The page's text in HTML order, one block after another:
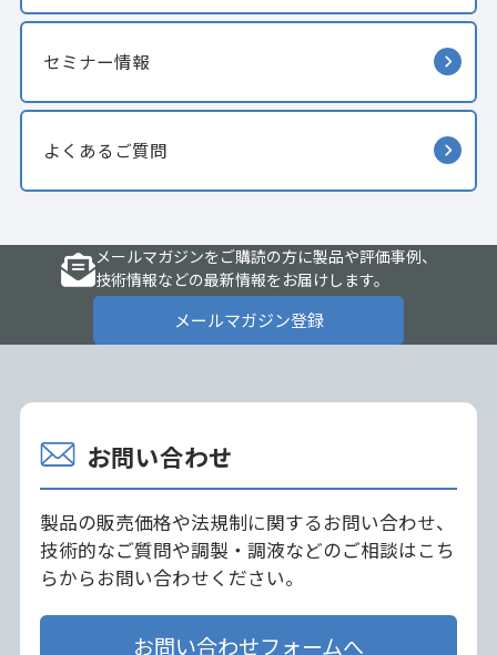
セミナー情報
よくあるご質問
メールマガジンをご購読の方に製品や評価事例、
技術情報などの最新情報をお届けします。
メールマガジン登録
お問い合わせ
製品の販売価格や法規制に関するお問い合わせ、
技術的なご質問や調製・調液などのご相談はこち
らからお問い合わせください。
お問い合わせフォームへ